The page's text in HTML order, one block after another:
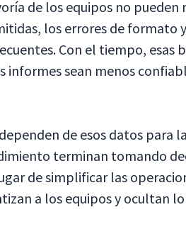
de los equipos no pueden
los errores de formato
Con el tiempo, esas
informes sean menos
de esos datos para
terminan tomando
de simplificar las
a los equipos y ocultan